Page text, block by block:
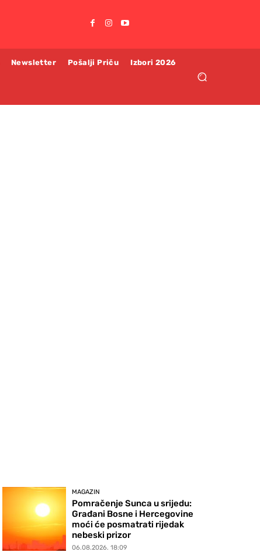
Newsletter Pošalji Priču Izbori 2026
MAGAZIN
Pomračenje Sunca u srijedu:
Građani Bosne i Hercegovine
moći će posmatrati rijedak
nebeski prizor
06.08.2026. 18:09